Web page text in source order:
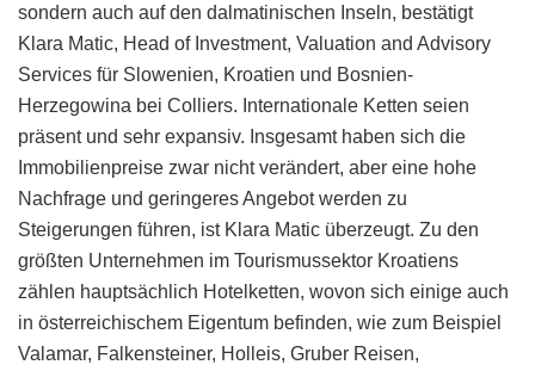
sondern auch auf den dalmatinischen Inseln, bestätigt
Klara Matic, Head of Investment, Valuation and Advisory
Services für Slowenien, Kroatien und Bosnien-
Herzegowina bei Colliers. Internationale Ketten seien
präsent und sehr expansiv. Insgesamt haben sich die
Immobilienpreise zwar nicht verändert, aber eine hohe
Nachfrage und geringeres Angebot werden zu
Steigerungen führen, ist Klara Matic überzeugt. Zu den
größten Unternehmen im Tourismussektor Kroatiens
zählen hauptsächlich Hotelketten, wovon sich einige auch
in österreichischem Eigentum befinden, wie zum Beispiel
Valamar, Falkensteiner, Holleis, Gruber Reisen,